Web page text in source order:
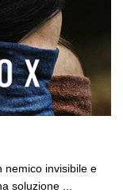
nemico invisibile e
soluzione ...